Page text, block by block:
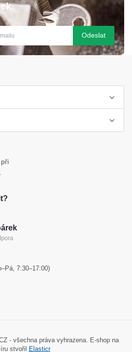
Odeslat
7:30–17:00)
- všechna práva vyhrazena. E-shop na
stvořil
Elasticr